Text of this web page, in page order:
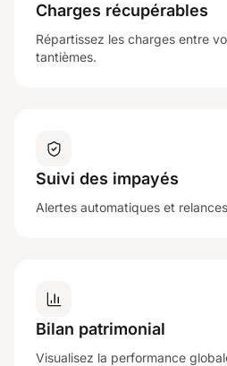
Charges récupérables
Répartissez les charges entre
tantièmes.
Suivi des impayés
Alertes automatiques et
Bilan patrimonial
Visualisez la performance